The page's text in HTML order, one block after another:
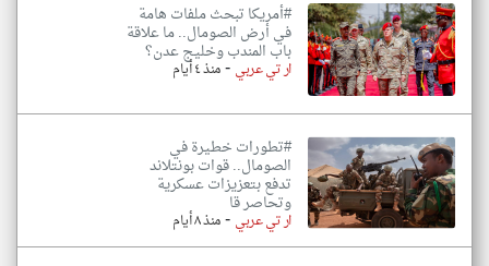
#أمريكا تبحث ملفات هامة
في أرض الصومال.. ما علاقة
باب المندب وخليج عدن؟
ار تي عربي-منذ ٤ أيام
#تطورات خطيرة في
الصومال.. قوات بونتلاند
تدفع بتعزيزات عسكرية
وتحاصر قا
ار تي عربي -منذ ٨ أيام